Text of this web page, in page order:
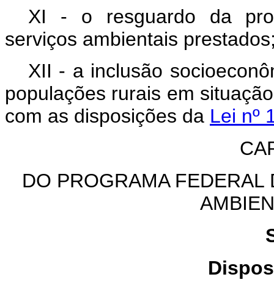
XI - o resguardo da
serviços ambientais
XII - a inclusão
populações rurais em
com as disposições da Lei nº
DO PROGRAMA